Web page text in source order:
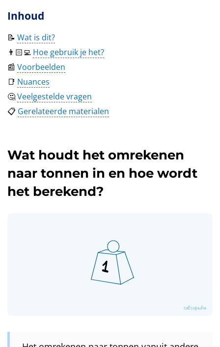
Inhoud
📝 Wat is dit?
👨🏻‍💻 Hoe gebruik je het?
📰 Voorbeelden
📑 Nuances
🤔Veelgestelde vragen
📋 Gerelateerde materialen
Wat houdt het omrekenen
naar tonnen in en hoe wordt
het berekend?